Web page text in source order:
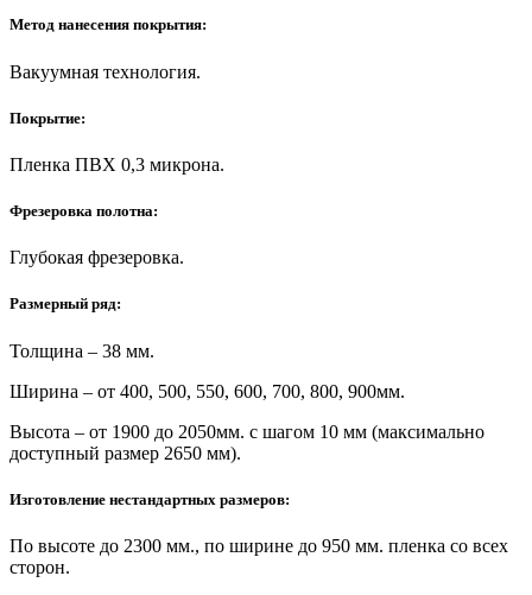
Метод нанесения покрытия:
Вакуумная технология.
Покрытие:
Пленка ПВХ 0,3 микрона.
Фрезеровка полотна:
Глубокая фрезеровка.
Размерный ряд:
Толщина – 38 мм.
Ширина – от 400, 500, 550, 600, 700, 800, 900мм.
Высота – от 1900 до 2050мм. с шагом 10 мм (максимально
доступный размер 2650 мм).
Изготовление нестандартных размеров:
По высоте до 2300 мм., по ширине до 950 мм. пленка со всех
сторон.